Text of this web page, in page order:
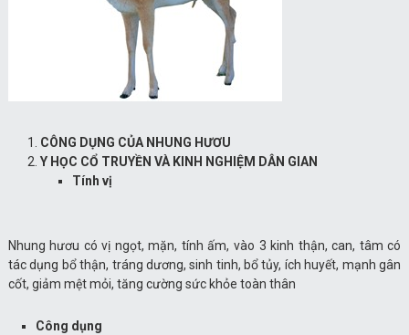
CÔNG DỤNG CỦA NHUNG HƯƠU
Y HỌC CỔ TRUYỀN VÀ KINH NGHIỆM DÂN GIAN
Tính vị
Nhung hươu có vị ngọt, mặn, tính ấm, vào 3 kinh thận, can, tâm có
tác dụng bổ thận, tráng dương, sinh tinh, bổ tủy, ích huyết, mạnh gân
cốt, giảm mệt mỏi, tăng cường sức khỏe toàn thân
Công dụng